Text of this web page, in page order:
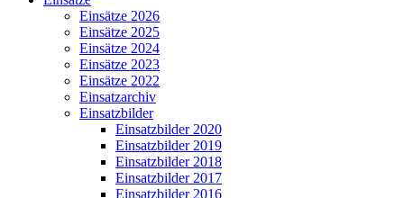
Einsätze 2026
Einsätze 2025
Einsätze 2024
Einsätze 2023
Einsätze 2022
Einsatzarchiv
Einsatzbilder
Einsatzbilder 2020
Einsatzbilder 2019
Einsatzbilder 2018
Einsatzbilder 2017
Einsatzbilder 2016